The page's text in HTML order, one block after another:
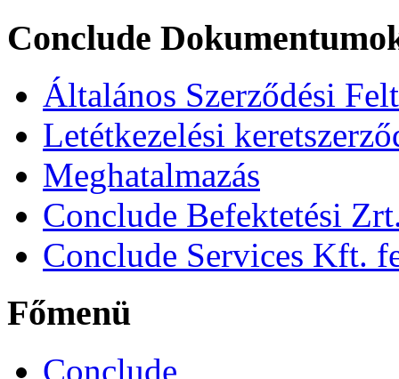
Conclude
Általános Szerződési
Letétkezelési
Meghatalmazás
Conclude Befektetési
Conclude Services Kft.
Főmenü
Conclude